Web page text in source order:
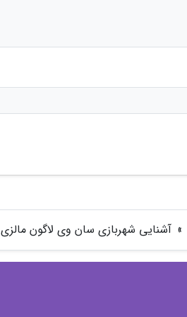
» آشنایی شهربازی سان وی لاگون مالزی